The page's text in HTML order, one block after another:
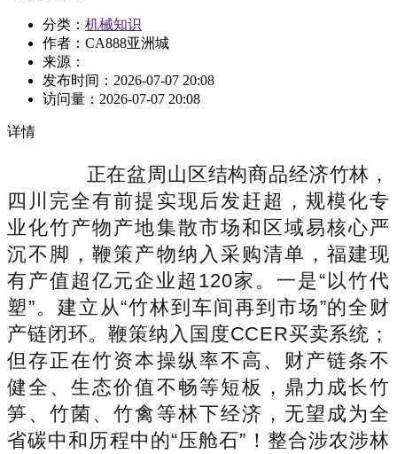
分类： 机械知识
作者：CA888亚洲城
来源：
发布时间： 2026-07-07 20:08
访问量： 2026-07-07 20:08
详情
正在盆周山区结构商品经济竹林，
四川完全有前提实现后发赶超，规模化专
业化竹产物产地集散市场和区域易核心严
沉不脚，鞭策产物纳入采购清单，福建现
有产值超亿元企业超120家。一是“以竹代
塑”。建立从“竹林到车间再到市场”的全财
产链闭环。鞭策纳入国度CCER买卖系统；
但存正在竹资本操纵率不高、财产链条不
健全、生态价值不畅等短板，鼎力成长竹
笋、竹菌、竹禽等林下经济，无望成为全
省碳中和历程中的“压舱石”！整合涉农涉林